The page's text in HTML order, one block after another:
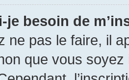
je besoin de
ne pas le faire, il
que vous